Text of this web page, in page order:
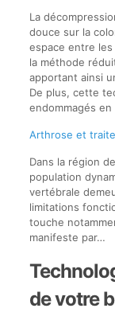
La
douce sur la
espace entre
la méthode
apportant ainsi
De plus, cette
endommagés
Arthrose et
Dans la région
population
vertébrale
limitations
touche
manifeste par…
de votre